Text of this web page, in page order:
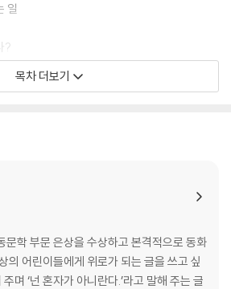
일
?
음
목차 더보기
문학 부문 은상을 수상하고 본격적으로 동화
의 어린이들에게 위로가 되는 글을 쓰고 싶
며 ‘넌 혼자가 아니란다.’라고 말해 주는 글